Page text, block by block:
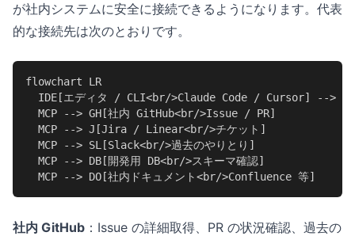
が社内システムに安全に接続できるようになります。代表
的な接続先は次のとおりです。
flowchart LR
IDE[エディタ / CLI<br/>Claude Code / Cursor] -->
  MCP --> GH[社内 GitHub<br/>Issue / PR]
  MCP --> J[Jira / Linear<br/>チケット]
  MCP --> SL[Slack<br/>過去のやりとり]
  MCP --> DB[開発用 DB<br/>スキーマ確認]
  MCP --> DO[社内ドキュメント<br/>Confluence 等]
社内 GitHub ：Issue の詳細取得、PR の状況確認、過去の